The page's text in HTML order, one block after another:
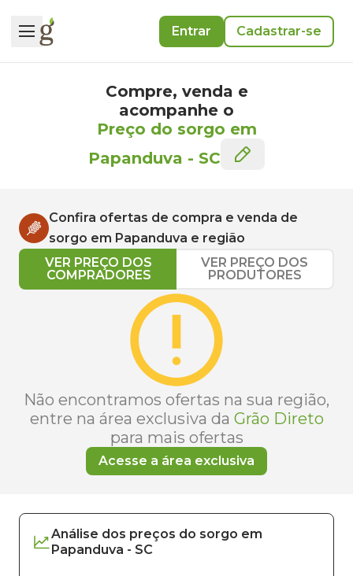
Entrar Cadastrar-se
Compre, venda e
acompanhe o
Preço do sorgo em
Papanduva - SC
Confira ofertas de compra e venda de
sorgo em Papanduva e região
VER PREÇO DOS
COMPRADORES
VER PREÇO DOS
PRODUTORES
Não encontramos ofertas na sua região,
entre na área exclusiva da Grão Direto
para mais ofertas
Acesse a área exclusiva
Análise dos preços do sorgo em
Papanduva - SC